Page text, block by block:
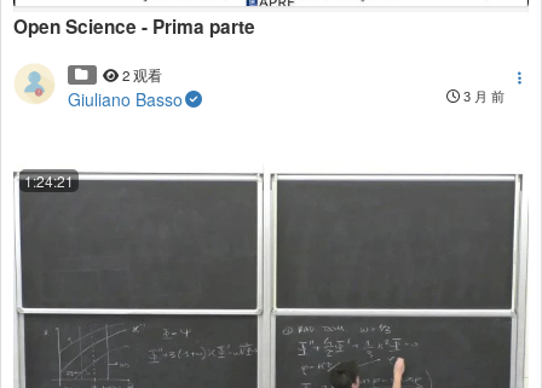
Open Science - Prima parte
2 观看
Giuliano Basso 3 月 前
1:24:21